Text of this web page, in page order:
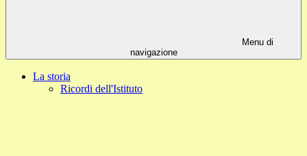
Menu di
navigazione
La storia
Ricordi dell'Istituto